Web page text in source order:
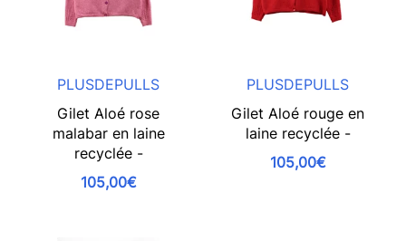
PLUSDEPULLS
Gilet Aloé rose
malabar en laine
recyclée -
105,00€
PLUSDEPULLS
Gilet Aloé rouge en
laine recyclée -
105,00€